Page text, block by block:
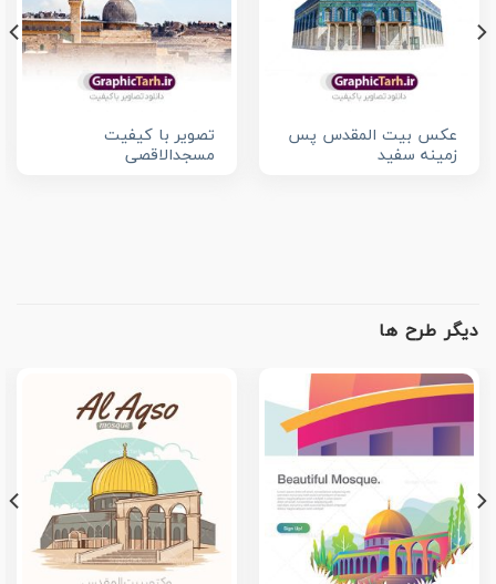
عکس بیت المقدس پس
زمینه سفید
تصویر با کیفیت
مسجدالاقصی
دیگر طرح ها